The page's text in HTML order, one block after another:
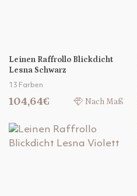
Leinen Raffrollo Blickdicht
Lesna Schwarz
13 Farben
104,64€ Nach Maß